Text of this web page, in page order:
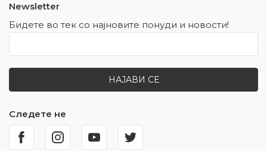
Newsletter
Бидете во тек со најновите понуди и новости!
НАЈАВИ СЕ
Следете не